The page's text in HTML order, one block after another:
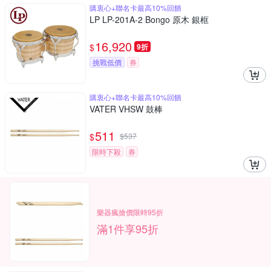
購衷心+聯名卡最高10%回饋
LP LP-201A-2 Bongo 原木 銀框
$16,920 9折
挑戰低價 券
購衷心+聯名卡最高10%回饋
VATER VHSW 鼓棒
$511 $537
限時下殺
券
樂器瘋搶價限時95折
滿1件享95折